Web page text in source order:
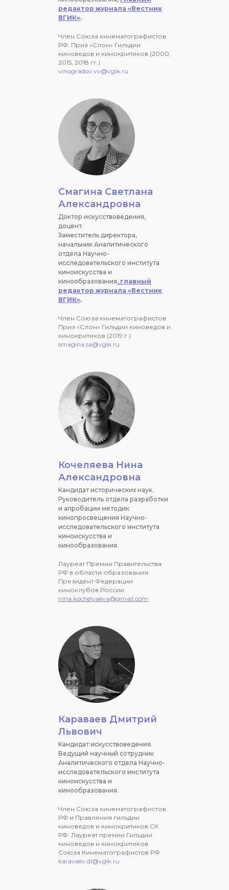
редактор журнала «Вестник
ВГИК».
Член Союза кинематографистов
РФ. Приз «Слон» Гильдии
киноведов и кинокритиков (2000,
2015, 2018 гг.)
vinogradov.vv@vgik.ru
Смагина Светлана
Александровна
Доктор искусствоведения,
доцент.
Заместитель директора,
начальник Аналитического
отдела Научно-
исследовательского института
киноискусства и
кинообразования, главный
редактор журнала «Вестник
ВГИК».
Член Союза кинематографистов.
Приз «Слон» Гильдии киноведов и
кинокритиков (2019 г.)
smagina.sa@vgik.ru
Кочеляева Нина
Александровна
Кандидат исторических наук.
Руководитель отдела разработки
и апробации методик
кинопросвещения Научно-
исследовательского института
киноискусства и
кинообразования.
Лауреат Премии Правительства
РФ в области образования.
Президент Федерации
киноклубов России.
nina.kochelyaeva@gmail.com
Караваев Дмитрий
Львович
Кандидат искусствоведения.
Ведущий научный сотрудник
Аналитического отдела Научно-
исследовательского института
киноискусства и
кинообразования.
Член Союза кинематографистов
РФ и Правления гильдии
киноведов и кинокритиков СК
РФ. Лауреат премии Гильдии
киноведов и кинокритиков
Союза Кинематографистов РФ.
karavaev.dl@vgik.ru